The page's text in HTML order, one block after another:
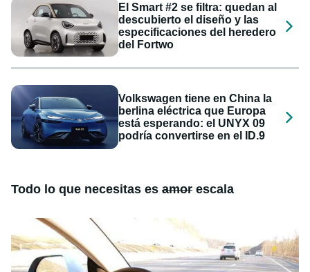
El Smart #2 se filtra: quedan al
descubierto el diseño y las
especificaciones del heredero
del Fortwo
Volkswagen tiene en China la
berlina eléctrica que Europa
está esperando: el UNYX 09
podría convertirse en el ID.9
Todo lo que necesitas es amor escala